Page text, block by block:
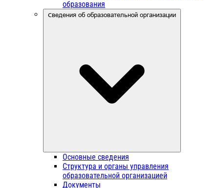
образования
Сведения об образовательной организации
Основные сведения
Структура и органы управления
образовательной организацией
Документы